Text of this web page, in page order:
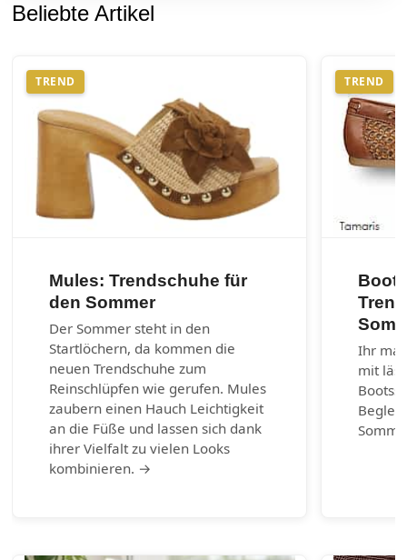
Beliebte Artikel
TREND
Mules: Trendschuhe für
den Sommer
Der Sommer steht in den
Startlöchern, da kommen die
neuen Trendschuhe zum
Reinschlüpfen wie gerufen. Mules
zaubern einen Hauch Leichtigkeit
an die Füße und lassen sich dank
ihrer Vielfalt zu vielen Looks
kombinieren. →
TREND
Ihr
mit